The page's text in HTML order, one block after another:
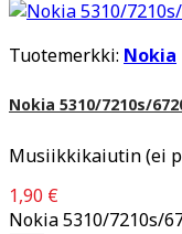
Tuotemerkki: Nokia
Nokia 5310/7210s/
Musiikkikaiutin (ei
1,90 €
Nokia 5310/7210s/